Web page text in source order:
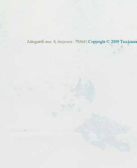
Látogatók ma: 8, összesen: 79164 |Copyright © 2009